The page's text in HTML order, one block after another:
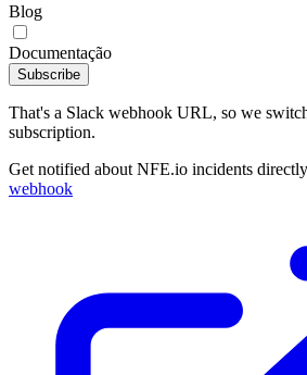
Blog
Documentação
Subscribe
That's a Slack webhook URL, so we
subscription.
Get notified about NFE.io incidents
webhook